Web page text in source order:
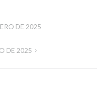
DE 2025
DE 2025